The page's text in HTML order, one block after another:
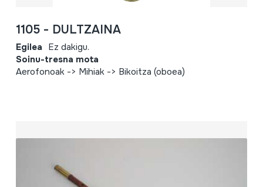
1105 - DULTZAINA
Egilea Ez dakigu.
Soinu-tresna mota
Aerofonoak -> Mihiak -> Bikoitza (oboea)